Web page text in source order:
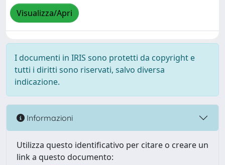
Visualizza/Apri
I documenti in IRIS sono protetti da copyright e
tutti i diritti sono riservati, salvo diversa
indicazione.
Informazioni
Utilizza questo identificativo per citare o creare un
link a questo documento: